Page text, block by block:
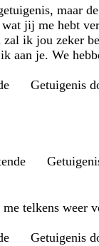
maar
jij me hebt
ik jou zeker
aan je. We
Getuigenis
telkens weer
Getuigenis